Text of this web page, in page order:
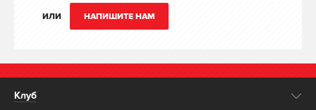
ИЛИ НАПИШИТЕ НАМ
Клуб